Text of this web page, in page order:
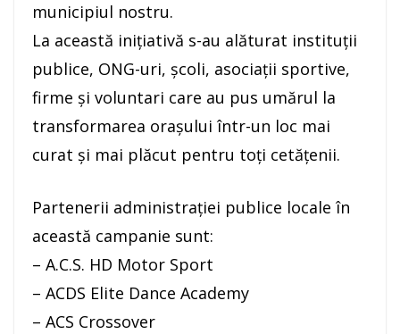
municipiul nostru.
La această inițiativă s-au alăturat instituții
publice, ONG-uri, școli, asociații sportive,
firme și voluntari care au pus umărul la
transformarea orașului într-un loc mai
curat și mai plăcut pentru toți cetățenii.
Partenerii administrației publice locale în
această campanie sunt:
– A.C.S. HD Motor Sport
– ACDS Elite Dance Academy
– ACS Crossover